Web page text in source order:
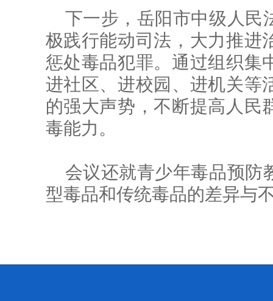
下一步，岳阳市中级人民
极践行能动司法，大力推进
惩处毒品犯罪。通过组织集
进社区、进校园、进机关等
的强大声势，不断提高人民
毒能力。
会议还就青少年毒品预防
型毒品和传统毒品的差异与